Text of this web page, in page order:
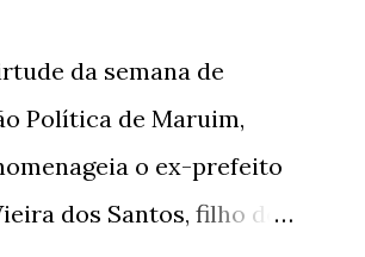
da semana de
Política de Maruim,
o ex-prefeito
dos Santos, filho de